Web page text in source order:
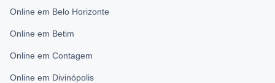
Online em Belo Horizonte
Online em Betim
Online em Contagem
Online em Divinópolis